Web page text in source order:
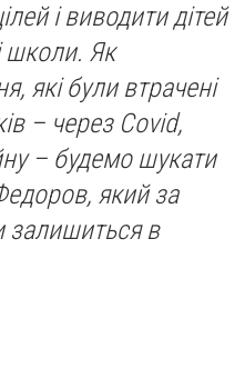
і виводити дітей
школи. Як
які були втрачені
– через Covid,
– будемо шукати
який за
залишиться в